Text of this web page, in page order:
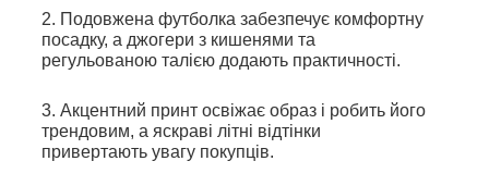
Подовжена футболка забезпечує комфортну
посадку, а джогери з кишенями та
регульованою талією додають практичності.
Акцентний принт освіжає образ і робить його
трендовим, а яскраві літні відтінки
привертають увагу покупців.